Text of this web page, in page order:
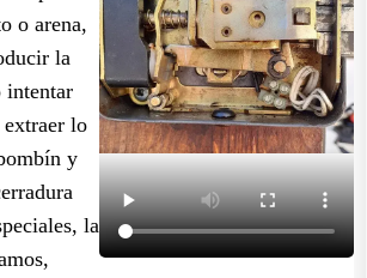
o arena,
la
intentar
extraer lo
y
la